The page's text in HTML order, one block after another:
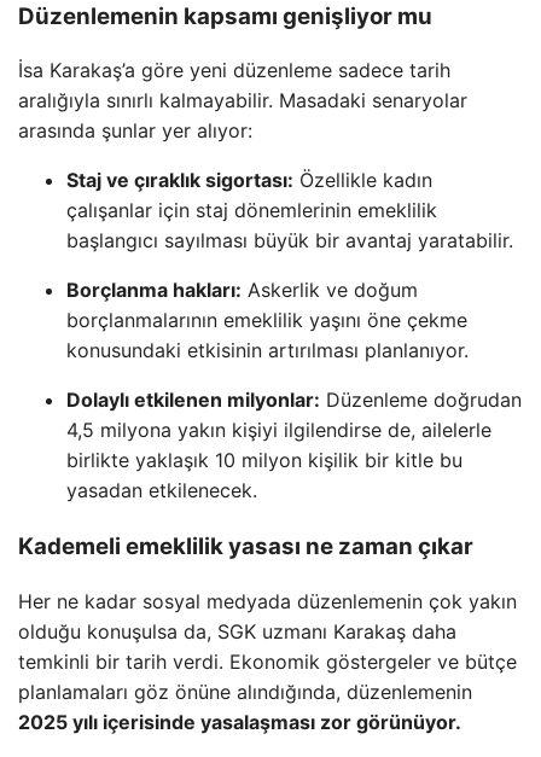
Düzenlemenin kapsamı genişliyor mu
İsa Karakaş’a göre yeni düzenleme sadece tarih
aralığıyla sınırlı kalmayabilir. Masadaki senaryolar
arasında şunlar yer alıyor:
Staj ve çıraklık sigortası: Özellikle kadın
çalışanlar için staj dönemlerinin emeklilik
başlangıcı sayılması büyük bir avantaj yaratabilir.
Borçlanma hakları: Askerlik ve doğum
borçlanmalarının emeklilik yaşını öne çekme
konusundaki etkisinin artırılması planlanıyor.
Dolaylı etkilenen milyonlar: Düzenleme doğrudan
4,5 milyona yakın kişiyi ilgilendirse de, ailelerle
birlikte yaklaşık 10 milyon kişilik bir kitle bu
yasadan etkilenecek.
Kademeli emeklilik yasası ne zaman çıkar
Her ne kadar sosyal medyada düzenlemenin çok yakın
olduğu konuşulsa da, SGK uzmanı Karakaş daha
temkinli bir tarih verdi. Ekonomik göstergeler ve bütçe
planlamaları göz önüne alındığında, düzenlemenin
2025 yılı içerisinde yasalaşması zor görünüyor.